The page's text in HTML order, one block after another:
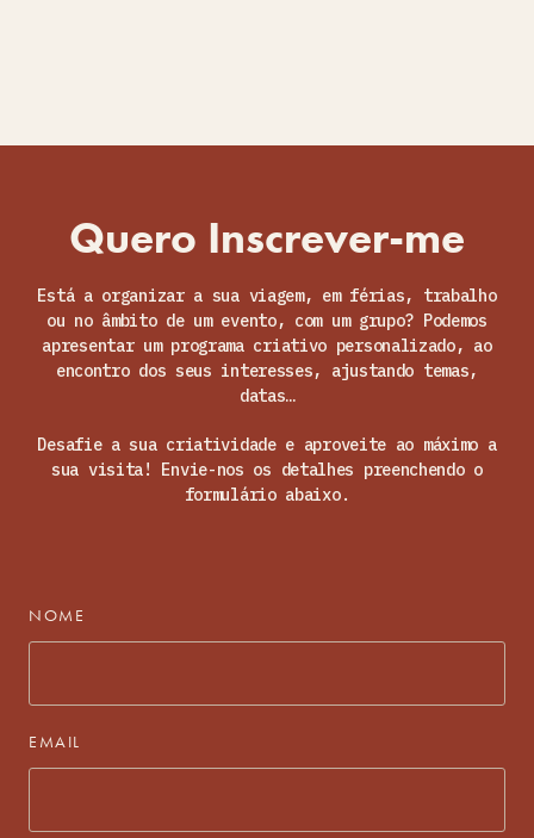
Quero Inscrever-me
Está a organizar a sua viagem, em férias, trabalho
ou no âmbito de um evento, com um grupo? Podemos
apresentar um programa criativo personalizado, ao
encontro dos seus interesses, ajustando temas,
datas…
Desafie a sua criatividade e aproveite ao máximo a
sua visita! Envie-nos os detalhes preenchendo o
formulário abaixo.
NOME
EMAIL